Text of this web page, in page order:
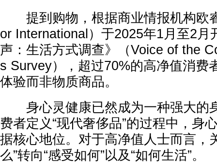
提到购物，根据商业情报机构欧
or International）于2025年1月至2月
声：生活方式调查》（Voice of the
s Survey），超过70%的高净值消费
体验而非物质商品。
身心灵健康已然成为一种强大的
费者定义“现代奢侈品”的过程中，身
据核心地位。对于高净值人士而言，
么”转向“感受如何”以及“如何生活”。